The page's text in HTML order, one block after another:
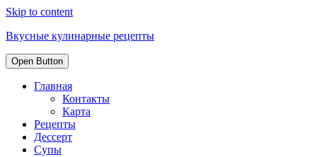
Skip to content
Вкусные кулинарные рецепты
Open Button
Главная
Контакты
Карта
Рецепты
Дессерт
Супы